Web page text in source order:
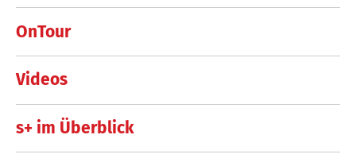
OnTour
Videos
s+ im Überblick